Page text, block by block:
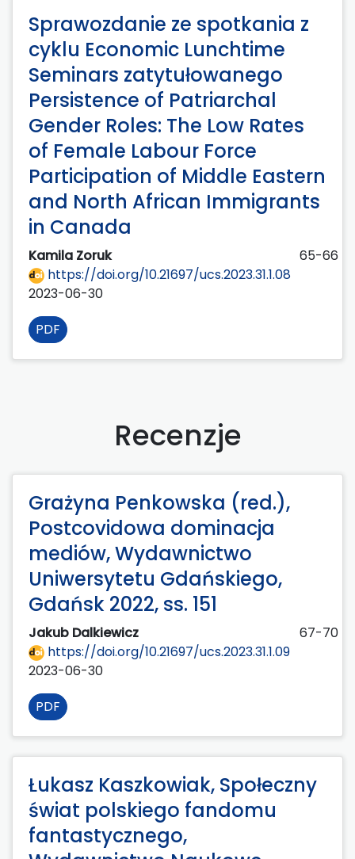
Sprawozdanie ze spotkania z
cyklu Economic Lunchtime
Seminars zatytułowanego
Persistence of Patriarchal
Gender Roles: The Low Rates
of Female Labour Force
Participation of Middle Eastern
and North African Immigrants
in Canada
Kamila Zoruk
65-66
https://doi.org/10.21697/ucs.2023.31.1.08
2023-06-30
PDF
Recenzje
Grażyna Penkowska (red.),
Postcovidowa dominacja
mediów, Wydawnictwo
Uniwersytetu Gdańskiego,
Gdańsk 2022, ss. 151
Jakub Dalkiewicz
67-70
https://doi.org/10.21697/ucs.2023.31.1.09
2023-06-30
PDF
Łukasz Kaszkowiak, Społeczny
świat polskiego fandomu
fantastycznego,